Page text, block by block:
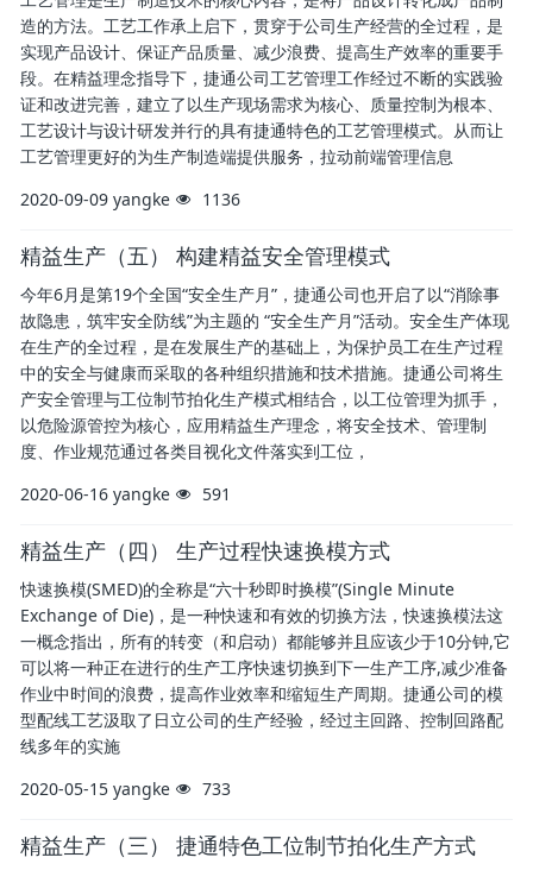
造的方法。工艺工作承上启下，贯穿于公司生产经营的全过程，是
实现产品设计、保证产品质量、减少浪费、提高生产效率的重要手
段。在精益理念指导下，捷通公司工艺管理工作经过不断的实践验
证和改进完善，建立了以生产现场需求为核心、质量控制为根本、
工艺设计与设计研发并行的具有捷通特色的工艺管理模式。从而让
工艺管理更好的为生产制造端提供服务，拉动前端管理信息
2020-09-09 yangke 1136
​精益生产（五） 构建精益安全管理模式
今年6月是第19个全国“安全生产月”，捷通公司也开启了以“消除事
故隐患，筑牢安全防线”为主题的 “安全生产月”活动。安全生产体现
在生产的全过程，是在发展生产的基础上，为保护员工在生产过程
中的安全与健康而采取的各种组织措施和技术措施。捷通公司将生
产安全管理与工位制节拍化生产模式相结合，以工位管理为抓手，
以危险源管控为核心，应用精益生产理念，将安全技术、管理制
度、作业规范通过各类目视化文件落实到工位，
2020-06-16 yangke 591
精益生产（四） 生产过程快速换模方式
快速换模(SMED)的全称是“六十秒即时换模”(Single Minute
Exchange of Die)，是一种快速和有效的切换方法，快速换模法这
一概念指出，所有的转变（和启动）都能够并且应该少于10分钟,它
可以将一种正在进行的生产工序快速切换到下一生产工序,减少准备
作业中时间的浪费，提高作业效率和缩短生产周期。捷通公司的模
型配线工艺汲取了日立公司的生产经验，经过主回路、控制回路配
线多年的实施
2020-05-15 yangke 733
精益生产（三） 捷通特色工位制节拍化生产方式